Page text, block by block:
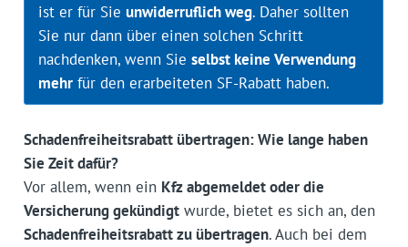
ist er für Sie unwiderruflich weg. Daher sollten
Sie nur dann über einen solchen Schritt
nachdenken, wenn Sie selbst keine Verwendung
mehrfür den erarbeiteten SF-Rabatt haben.
Schadenfreiheitsrabatt übertragen: Wie lange haben
Sie Zeit dafür?
Vor allem, wenn ein Kfz abgemeldet oder die
Versicherung gekündigtwurde, bietet es sich an, den
Schadenfreiheitsrabatt zu übertragen. Auch bei dem